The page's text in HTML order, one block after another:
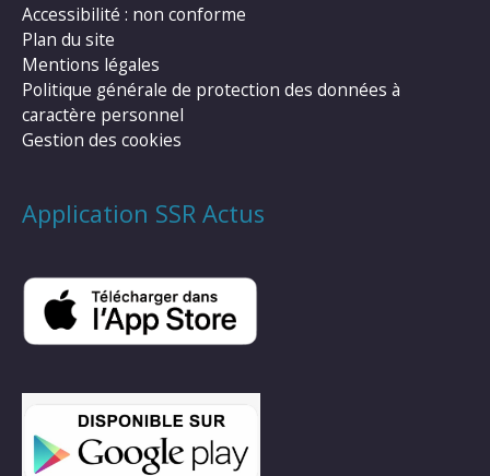
Accessibilité : non conforme
Plan du site
Mentions légales
Politique générale de protection des données à
caractère personnel
Gestion des cookies
Application SSR Actus